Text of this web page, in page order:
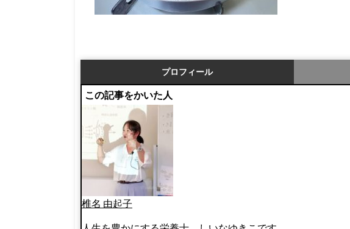
プロフィール
この記事をかいた人
椎名 由起子